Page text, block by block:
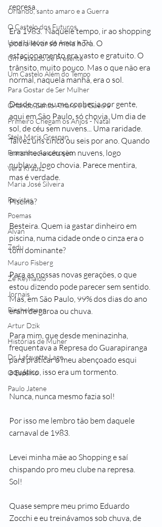
Orlando, santo amaro e a Guerra
O Castelo dos Futuros
Uma História de Amor e TV
Um Passado de Presente
Um Castelo Além do Tempo
Para Gostar de Ser Mulher
Orlando, Santo Amaro e a Guerra
Primeiro Chegam os Anjos - Natal
Stela Maris Grespan
Francisco Assumpção
Vera Krausz
Maria José Silveira
Revistas
Poemas
Alvan
Zedu
Mauro Fisberg
Zé Reynaldo
Jornais
Riechelmann
Artur Dzik
Histórias de Muher
Dr. Lafayette Lage
O Espelho
Paulo Jatene
represa.
Era 1983.  Naquele tempo, ir ao shopping
podia levar só meia hora. O
estacionamento era vasto e gratuito. O
trânsito, muito pouco. Mas o que não era
normal, naquela manhã, era o sol.
Desde que eu me conhecia por gente,
aqui em São Paulo, só chovia. Um dia de
sol, de céu sem nuvens... Uma raridade.
Talvez uns cinco ou seis por ano. Quando
amanhecia céu sem nuvens, logo
nublava, logo chovia. Parece mentira,
mas é verdade.
Piscina?
Besteira. Quem ia gastar dinheiro em
piscina, numa cidade onde o cinza era o
tom dominante?
Para as nossas novas gerações, o que
estou dizendo pode parecer sem sentido.
Mas, em São Paulo, 99% dos dias do ano
eram de garoa ou chuva.
Para mim, que desde meninazinha,
frequentava a Represa do Guarapiranga
para praticar o meu abençoado esqui
aquático, isso era um tormento.
Nunca, nunca mesmo fazia sol!
Por isso me lembro tão bem daquele
carnaval de 1983.
Levei minha mãe ao Shopping e saí
chispando pro meu clube na represa.
Sol!
Quase sempre meu primo Eduardo
Zocchi e eu treinávamos sob chuva, de